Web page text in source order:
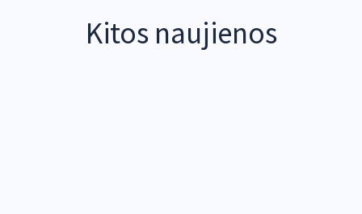
Kitos naujienos